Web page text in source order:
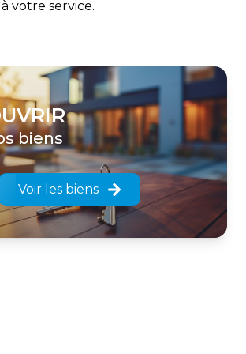
biens
Voir les biens
votre service.